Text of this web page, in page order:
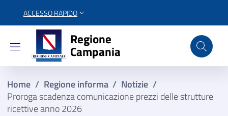
ACCESSO RAPIDO
Regione Campania
Regione
Campania
Home / Regione informa / Notizie /
Proroga scadenza comunicazione prezzi delle strutture
ricettive anno 2026